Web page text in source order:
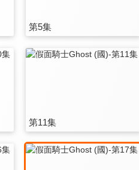
第5集
第11集